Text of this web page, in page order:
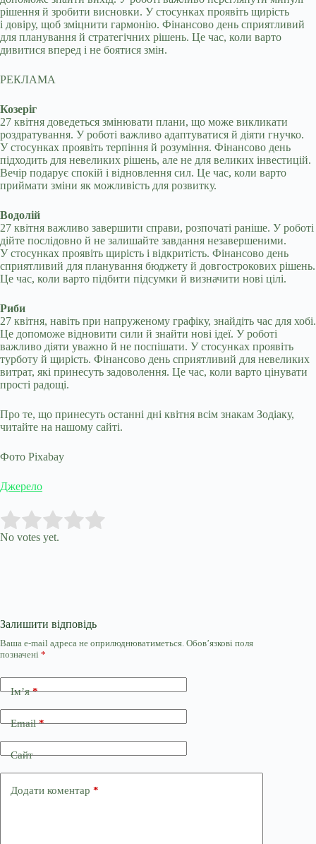
рішення й зробити висновки. У стосунках проявіть щирість
і довіру, щоб зміцнити гармонію. Фінансово день сприятливий
для планування й стратегічних рішень. Це час, коли варто
дивитися вперед і не боятися змін.
РЕКЛАМА
Козеріг
27 квітня доведеться змінювати плани, що може викликати
роздратування. У роботі важливо адаптуватися й діяти гнучко.
У стосунках проявіть терпіння й розуміння. Фінансово день
підходить для невеликих рішень, але не для великих інвестицій.
Вечір подарує спокій і відновлення сил. Це час, коли варто
приймати зміни як можливість для розвитку.
Водолій
27 квітня важливо завершити справи, розпочаті раніше. У роботі
дійте послідовно й не залишайте завдання незавершеними.
У стосунках проявіть щирість і відкритість. Фінансово день
сприятливий для планування бюджету й довгострокових рішень.
Це час, коли варто підбити підсумки й визначити нові цілі.
Риби
27 квітня, навіть при напруженому графіку, знайдіть час для хобі.
Це допоможе відновити сили й знайти нові ідеї. У роботі
важливо діяти уважно й не поспішати. У стосунках проявіть
турботу й щирість. Фінансово день сприятливий для невеликих
витрат, які принесуть задоволення. Це час, коли варто цінувати
прості радощі.
Про те, що принесуть останні дні квітня всім знакам Зодіаку,
читайте на нашому сайті.
Фото Pixabay
Джерело
Rate this item:
No votes yet.
Залишити відповідь
Ваша e-mail адреса не оприлюднюватиметься. Обов’язкові поля
позначені *
Ім’я*
Email*
Сайт
Додати коментар *